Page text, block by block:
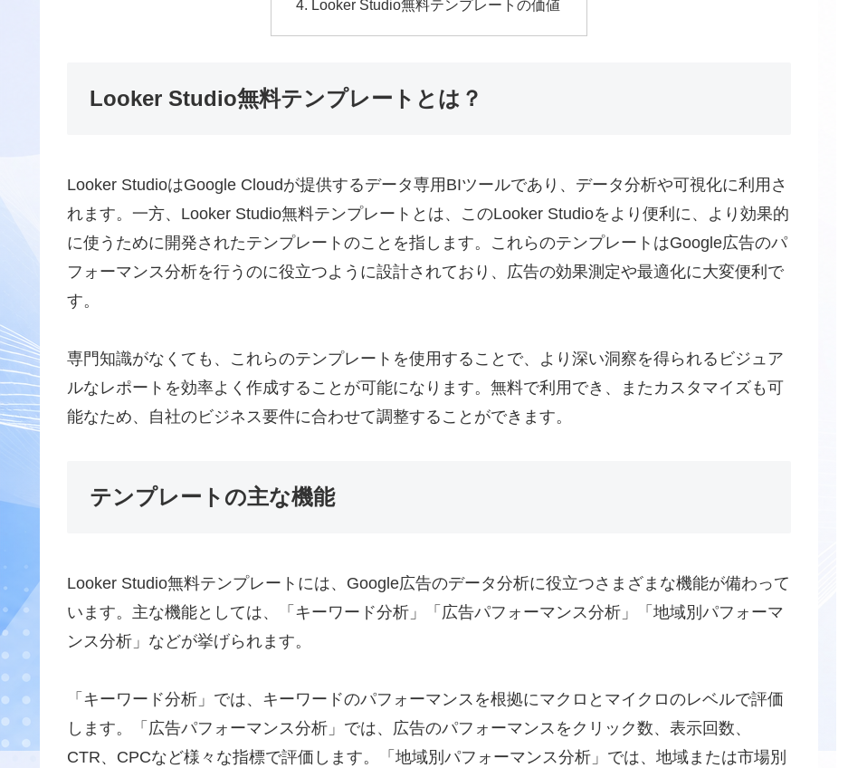
Looker Studio無料テンプレートの価値
Looker Studio無料テンプレートとは？
Looker StudioはGoogle Cloudが提供するデータ専用BIツールであり、データ分析や可視化に利用さ
れます。一方、Looker Studio無料テンプレートとは、このLooker Studioをより便利に、より効果的
に使うために開発されたテンプレートのことを指します。これらのテンプレートはGoogle広告のパ
フォーマンス分析を行うのに役立つように設計されており、広告の効果測定や最適化に大変便利で
す。
専門知識がなくても、これらのテンプレートを使用することで、より深い洞察を得られるビジュア
ルなレポートを効率よく作成することが可能になります。無料で利用でき、またカスタマイズも可
能なため、自社のビジネス要件に合わせて調整することができます。
テンプレートの主な機能
Looker Studio無料テンプレートには、Google広告のデータ分析に役立つさまざまな機能が備わって
います。主な機能としては、「キーワード分析」「広告パフォーマンス分析」「地域別パフォーマ
ンス分析」などが挙げられます。
「キーワード分析」では、キーワードのパフォーマンスを根拠にマクロとマイクロのレベルで評価
します。「広告パフォーマンス分析」では、広告のパフォーマンスをクリック数、表示回数、
CTR、CPCなど様々な指標で評価します。「地域別パフォーマンス分析」では、地域または市場別